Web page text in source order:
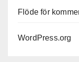
Flöde för
WordPress.org